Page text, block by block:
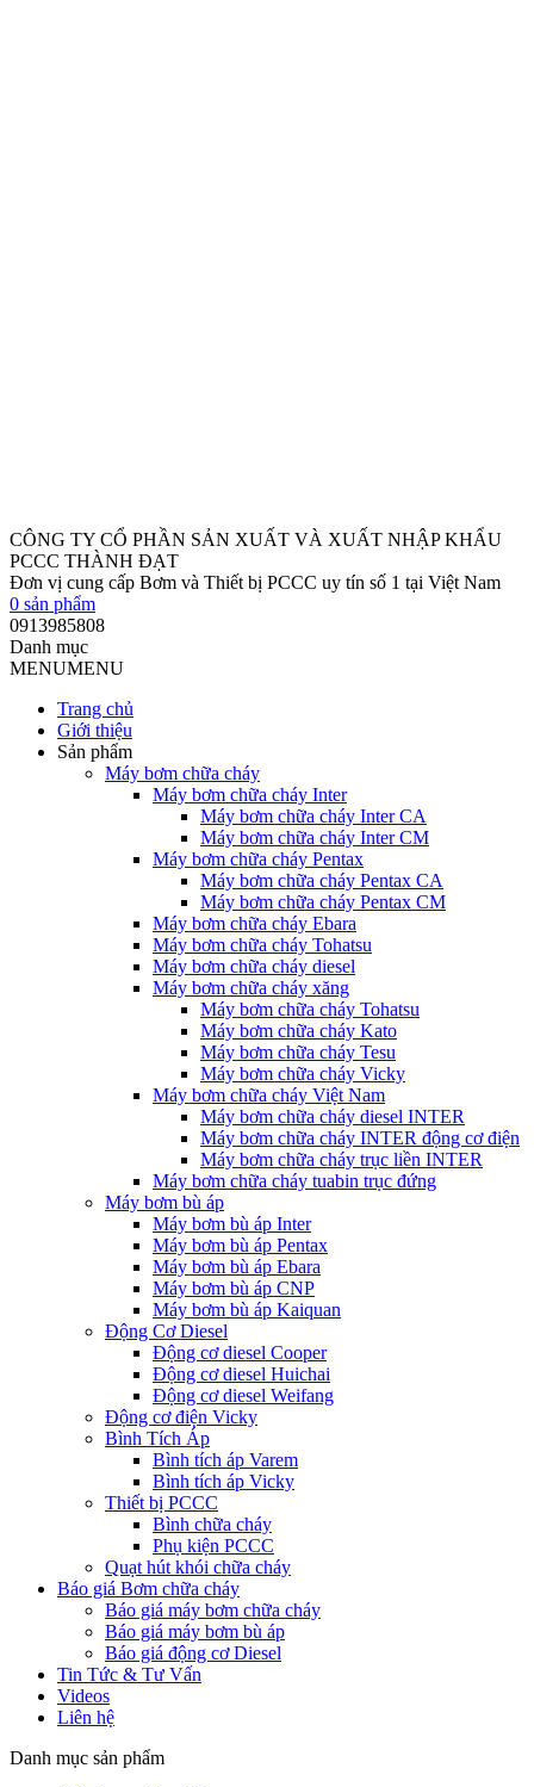
CÔNG TY CỔ PHẦN SẢN XUẤT VÀ XUẤT NHẬP KHẨU
PCCC THÀNH ĐẠT
Đơn vị cung cấp Bơm và Thiết bị PCCC uy tín số 1 tại Việt Nam
0 sản phẩm
0913985808
Danh mục
MENUMENU
Trang chủ
Giới thiệu
Sản phẩm
Máy bơm chữa cháy
Máy bơm chữa cháy Inter
Máy bơm chữa cháy Inter CA
Máy bơm chữa cháy Inter CM
Máy bơm chữa cháy Pentax
Máy bơm chữa cháy Pentax CA
Máy bơm chữa cháy Pentax CM
Máy bơm chữa cháy Ebara
Máy bơm chữa cháy Tohatsu
Máy bơm chữa cháy diesel
Máy bơm chữa cháy xăng
Máy bơm chữa cháy Tohatsu
Máy bơm chữa cháy Kato
Máy bơm chữa cháy Tesu
Máy bơm chữa cháy Vicky
Máy bơm chữa cháy Việt Nam
Máy bơm chữa cháy diesel INTER
Máy bơm chữa cháy INTER động cơ điện
Máy bơm chữa cháy trục liền INTER
Máy bơm chữa cháy tuabin trục đứng
Máy bơm bù áp
Máy bơm bù áp Inter
Máy bơm bù áp Pentax
Máy bơm bù áp Ebara
Máy bơm bù áp CNP
Máy bơm bù áp Kaiquan
Động Cơ Diesel
Động cơ diesel Cooper
Động cơ diesel Huichai
Động cơ diesel Weifang
Động cơ điện Vicky
Bình Tích Áp
Bình tích áp Varem
Bình tích áp Vicky
Thiết bị PCCC
Bình chữa cháy
Phụ kiện PCCC
Quạt hút khói chữa cháy
Báo giá Bơm chữa cháy
Báo giá máy bơm chữa cháy
Báo giá máy bơm bù áp
Báo giá động cơ Diesel
Tin Tức & Tư Vấn
Videos
Liên hệ
Danh mục sản phẩm